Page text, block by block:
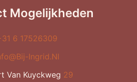
Mogelijkheden
6 17526309
Ingrid.nl
Van Kuyckweg 29